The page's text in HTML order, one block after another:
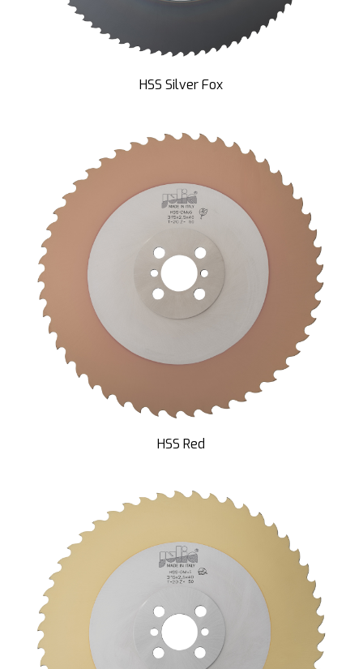
HSS Silver Fox
HSS Red